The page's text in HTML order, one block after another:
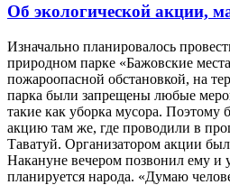
Об экологической акции,
Изначально планировалось
природном парке «Бажовские
пожароопасной обстановкой, на
парка были запрещены любые
такие как уборка мусора. Поэтому
акцию там же, где проводили в
Таватуй. Организатором акции
Накануне вечером позвонил ему и
планируется народа. «Думаю